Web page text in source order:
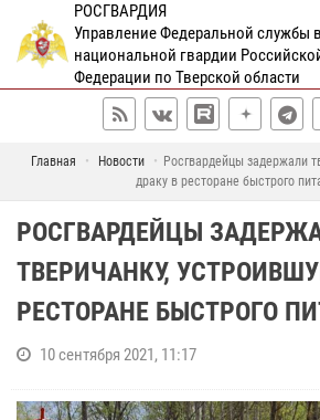
РОСГВАРДИЯ
Управление Федеральной службы
национальной гвардии
Федерации по Тверской области
Главная Новости
Росгвардейцы задержали
драку в ресторане быстрого
РОСГВАРДЕЙЦЫ
ТВЕРИЧАНКУ,
РЕСТОРАНЕ БЫСТРОГО
10 сентября 2021, 11:17